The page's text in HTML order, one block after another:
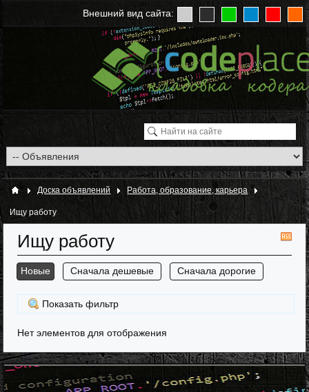
Внешний вид сайта:
Доска объявлений Работа, образование, карьера
Ищу работу
Ищу работу
Новые Сначала дешевые Сначала дорогие
Показать фильтр
Нет элементов для отображения